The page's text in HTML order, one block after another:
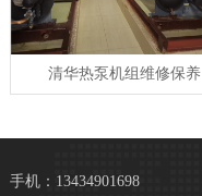
清华热泵机组维修保养
手机：13434901698